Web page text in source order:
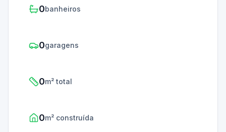
0banheiros
0garagens
0m² total
0m² construída